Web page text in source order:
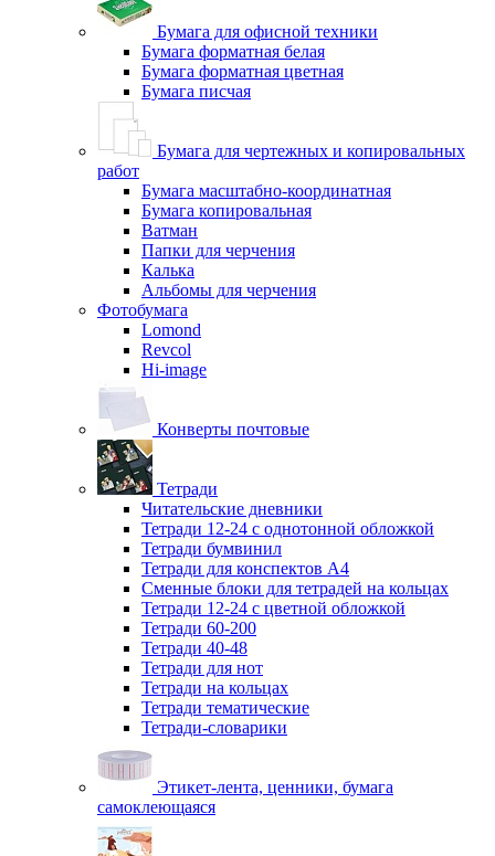
Бумага для офисной техники
Бумага форматная белая
Бумага форматная цветная
Бумага писчая
Бумага для чертежных и копировальных
работ
Бумага масштабно-координатная
Бумага копировальная
Ватман
Папки для черчения
Калька
Альбомы для черчения
Фотобумага
Lomond
Revcol
Hi-image
Конверты почтовые
Тетради
Читательские дневники
Тетради 12-24 с однотонной обложкой
Тетради бумвинил
Тетради для конспектов А4
Сменные блоки для тетрадей на кольцах
Тетради 12-24 с цветной обложкой
Тетради 60-200
Тетради 40-48
Тетради для нот
Тетради на кольцах
Тетради тематические
Тетради-словарики
Этикет-лента, ценники, бумага
самоклеющаяся